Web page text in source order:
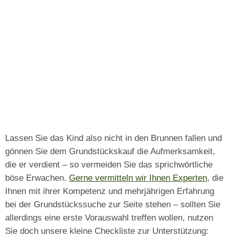
Lassen Sie das Kind also nicht in den Brunnen fallen und
gönnen Sie dem Grundstückskauf die Aufmerksamkeit,
die er verdient – so vermeiden Sie das sprichwörtliche
böse Erwachen. Gerne vermitteln wir Ihnen Experten, die
Ihnen mit ihrer Kompetenz und mehrjährigen Erfahrung
bei der Grundstückssuche zur Seite stehen – sollten Sie
allerdings eine erste Vorauswahl treffen wollen, nutzen
Sie doch unsere kleine Checkliste zur Unterstützung: